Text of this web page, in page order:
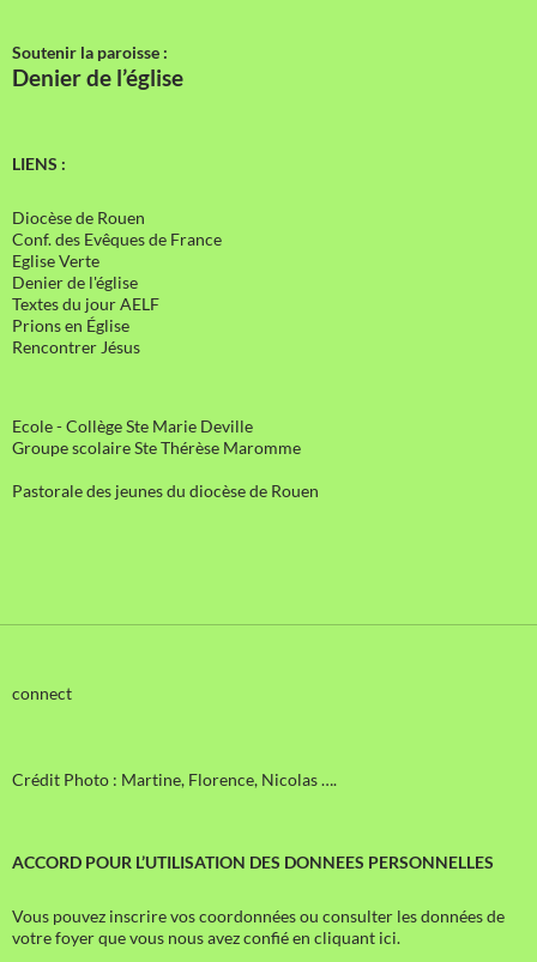
Soutenir la paroisse :
Denier de l’église
LIENS :
Diocèse de Rouen
Conf. des Evêques de France
Eglise Verte
Denier de l'église
Textes du jour AELF
Prions en Église
Rencontrer Jésus
Ecole - Collège Ste Marie Deville
Groupe scolaire Ste Thérèse Maromme
Pastorale des jeunes du diocèse de Rouen
connect
Crédit Photo : Martine, Florence, Nicolas ….
ACCORD POUR L’UTILISATION DES DONNEES PERSONNELLES
Vous pouvez inscrire vos coordonnées ou consulter les données de
votre foyer que vous nous avez confié en cliquant ici.